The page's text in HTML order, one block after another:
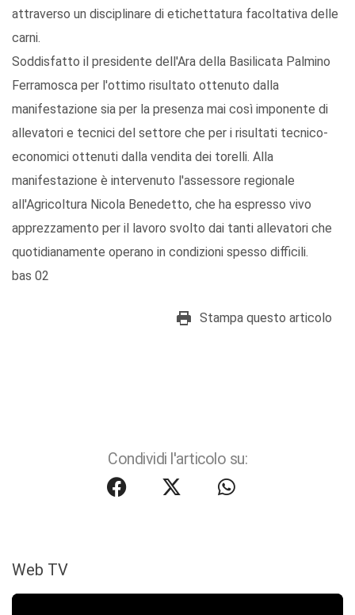
attraverso un disciplinare di etichettatura facoltativa delle
carni.
Soddisfatto il presidente dell'Ara della Basilicata Palmino
Ferramosca per l'ottimo risultato ottenuto dalla
manifestazione sia per la presenza mai così imponente di
allevatori e tecnici del settore che per i risultati tecnico-
economici ottenuti dalla vendita dei torelli. Alla
manifestazione è intervenuto l'assessore regionale
all'Agricoltura Nicola Benedetto, che ha espresso vivo
apprezzamento per il lavoro svolto dai tanti allevatori che
quotidianamente operano in condizioni spesso difficili.
bas 02
Stampa questo articolo
Condividi l'articolo su:
Web TV